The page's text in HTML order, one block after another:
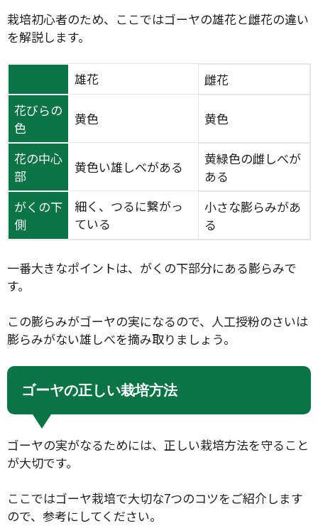
栽培初心者のため、ここではゴーヤの雄花と雌花の違い
を解説します。
雄花
雌花
花びらの
色
黄色 黄色
花の中心
部
黄色い雄しべがある
黄緑色の雌しべが
ある
がくの下
側
細く、つるに繋がっ
ている
小さな膨らみがあ
る
一番大きなポイントは、がくの下部分にある膨らみで
す。
この膨らみがゴーヤの実になるので、人工授粉のさいは
膨らみがない雄しべを摘み取りましょう。
ゴーヤの正しい栽培方法
ゴーヤの実がなるためには、正しい栽培方法を守ること
が大切です。
ここではゴーヤ栽培で大切な7つのコツをご紹介します
ので、参考にしてください。